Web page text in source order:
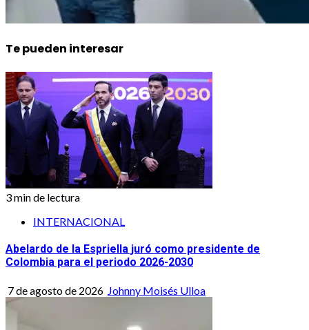
Te pueden interesar
3 min de lectura
INTERNACIONAL
Abelardo de la Espriella juró como presidente de
Colombia para el periodo 2026-2030
7 de agosto de 2026 Johnny Moisés Ulloa